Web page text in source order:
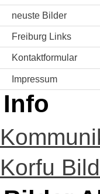
neuste Bilder
Freiburg Links
Kontaktformular
Impressum
Info
Korfu